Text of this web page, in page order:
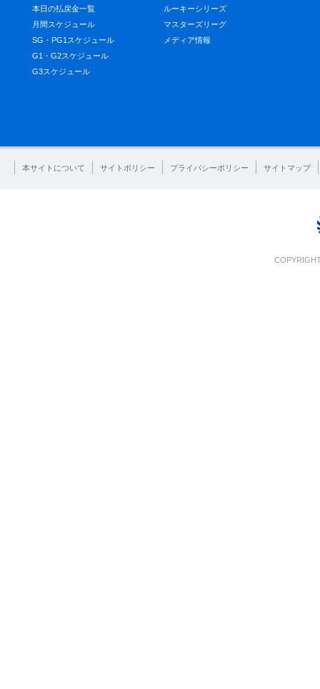
本日の払戻金一覧
月間スケジュール
SG・PG1スケジュール
G1・G2スケジュール
G3スケジュール
ルーキーシリーズ
マスターズリーグ
メディア情報
本サイトについて サイトポリシー プライバシーポリシー サイトマップ